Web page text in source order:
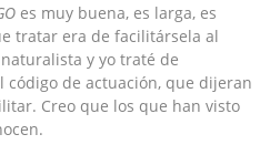
es muy buena, es larga, es
tratar era de facilitársela al
y yo traté de
código de actuación, que dijeran
Creo que los que han visto